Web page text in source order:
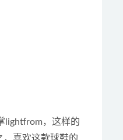
lightfrom，这样的